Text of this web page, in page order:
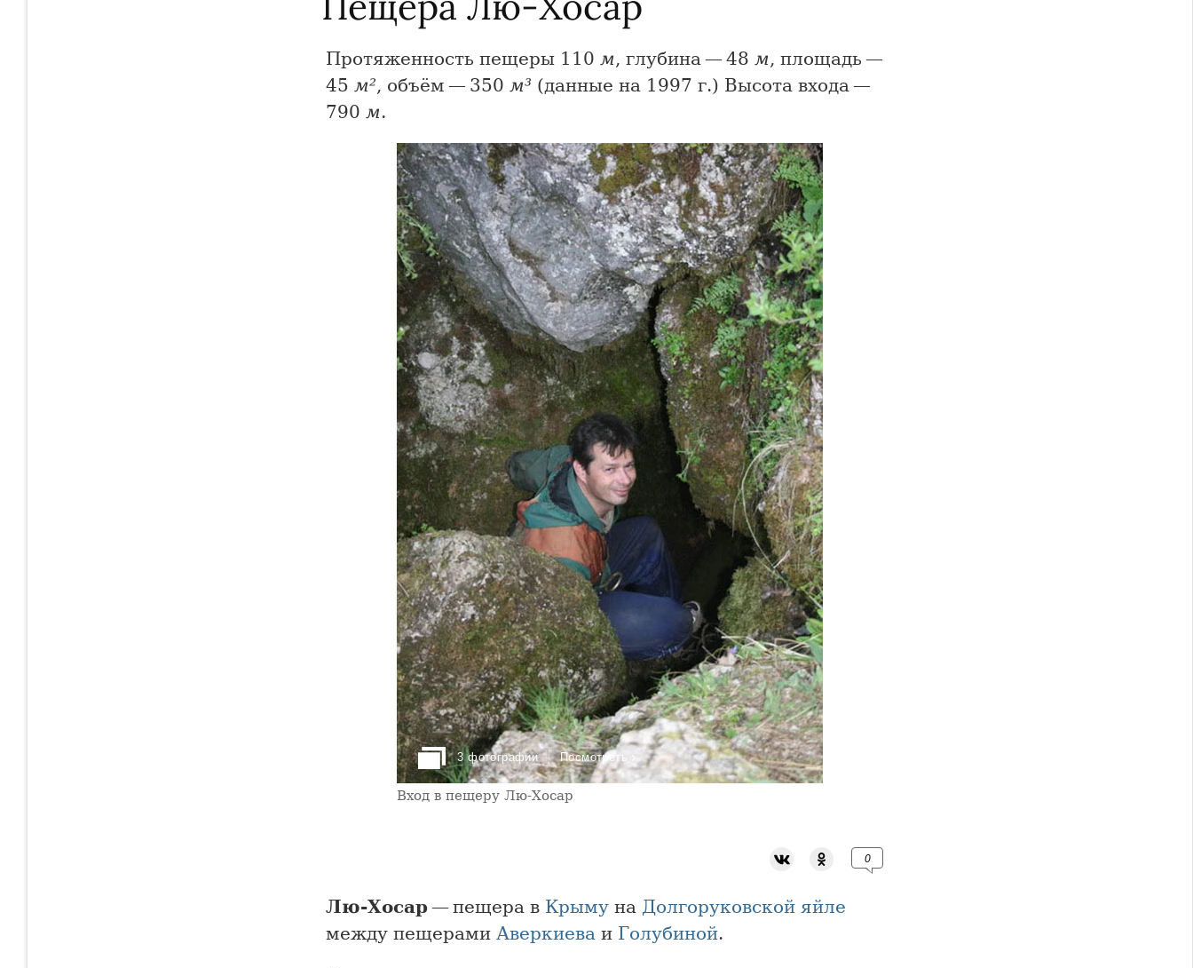
Протяженность пещеры 110 м, глубина — 48 м, площадь —
45 м², объём — 350 м³ (данные на 1997 г.) Высота входа —
790 м.
3 фотографии Посмотреть ›
Вход в пещеру Лю-Хосар
0
Лю-Хосар— пещера в Крыму на Долгоруковской яйле
между пещерами Аверкиева и Голубиной.